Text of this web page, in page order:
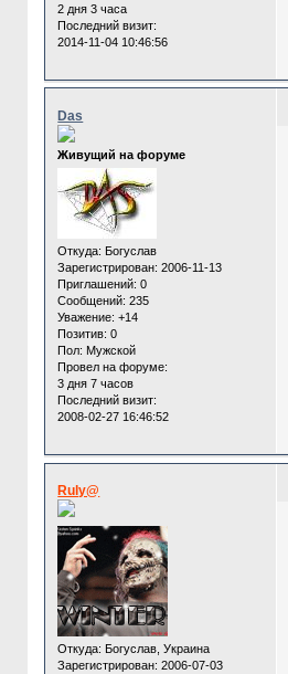
2 дня 3 часа
Последний визит:
2014-11-04 10:46:56
Das
Живущий на форуме
Откуда: Богуслав
Зарегистрирован: 2006-11-13
Приглашений: 0
Сообщений: 235
Уважение: +14
Позитив: 0
Пол: Мужской
Провел на форуме:
3 дня 7 часов
Последний визит:
2008-02-27 16:46:52
Ruly@
Откуда: Богуслав, Украина
Зарегистрирован: 2006-07-03